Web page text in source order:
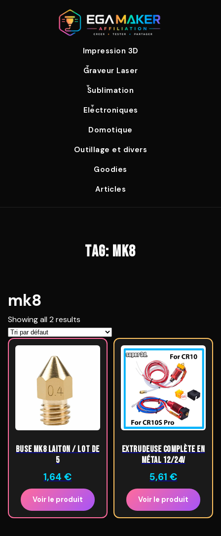
Impression 3D
Graveur Laser
Sublimation
Electroniques
Domotique
Outillage et divers
Goodies
Articles
TAG: MK8
mk8
Showing all 2 results
Buse MK8 Laiton / Lot de
5
1,64€
Voir le produit
extrudeuse complète en
métal 12/24V
5,61€
Voir le produit